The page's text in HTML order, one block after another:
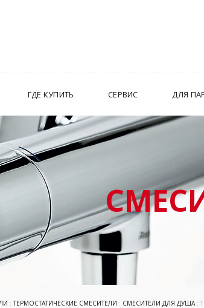
ГДЕ КУПИТЬ СЕРВИС ДЛЯ
:ТЕРМОСТАТИЧЕСКИЕ СМЕСИТЕЛИ : СМЕСИТЕЛИ ДЛЯ ДУША: